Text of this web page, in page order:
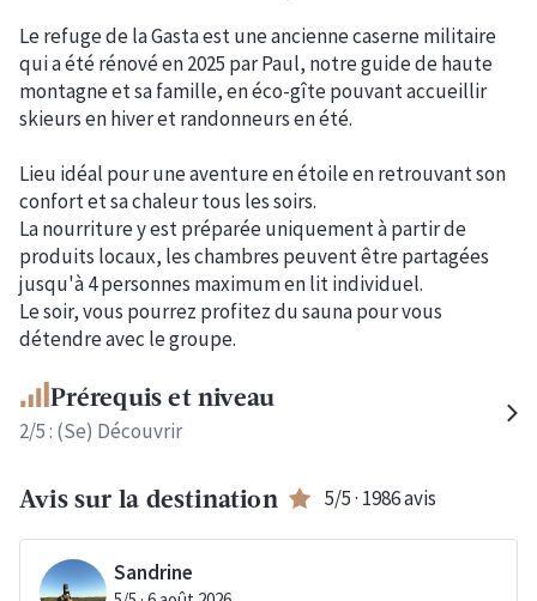
Le refuge de la Gasta est une ancienne caserne militaire
qui a été rénové en 2025 par Paul, notre guide de haute
montagne et sa famille, en éco-gîte pouvant accueillir
skieurs en hiver et randonneurs en été.
Lieu idéal pour une aventure en étoile en retrouvant son
confort et sa chaleur tous les soirs.
La nourriture y est préparée uniquement à partir de
produits locaux, les chambres peuvent être partagées
jusqu'à 4 personnes maximum en lit individuel.
Le soir, vous pourrez profitez du sauna pour vous
détendre avec le groupe.
Prérequis et niveau
2/5 : (Se) Découvrir
Avis sur la destination 5/5 · 1986avis
Sandrine